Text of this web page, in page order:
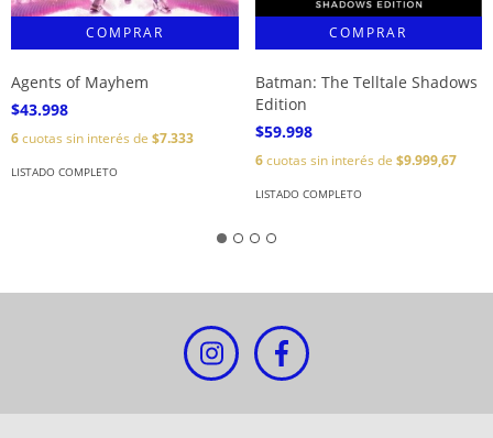
Agents of Mayhem
$43.998
6cuotas sin interés de $7.333
LISTADO COMPLETO
Batman: The Telltale Shadows
Edition
$59.998
6cuotas sin interés de $9.999,67
LISTADO COMPLETO